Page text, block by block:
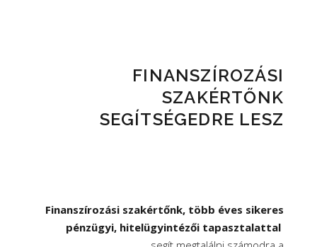
FINANSZÍROZÁSI
SZAKÉRTŐNK
SEGÍTSÉGEDRE LESZ
Finanszírozási szakértőnk, több éves sikeres
pénzügyi, hitelügyintézői tapasztalattal